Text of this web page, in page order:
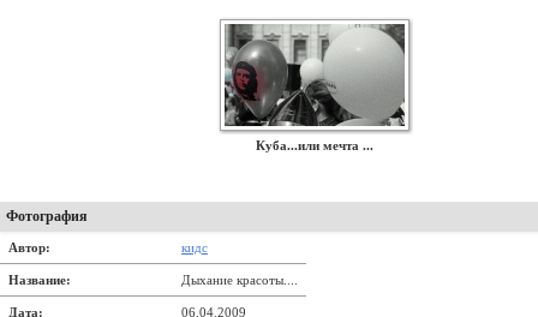
Куба...или мечта ...
Фотография
Автор: кидс
Название: Дыхание красоты....
Дата: 06.04.2009